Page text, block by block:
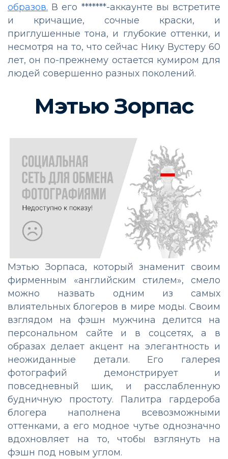
образов. В его *******-аккаунте вы встретите
и кричащие, сочные краски, и
приглушенные тона, и глубокие оттенки, и
несмотря на то, что сейчас Нику Вустеру 60
лет, он по-прежнему остается кумиром для
людей совершенно разных поколений.
Мэтью Зорпас
Мэтью Зорпаса, который знаменит своим
фирменным «английским стилем», смело
можно назвать одним из самых
влиятельных блогеров в мире моды. Своим
взглядом на фэшн мужчина делится на
персональном сайте и в соцсетях, а в
образах делает акцент на элегантность и
неожиданные детали. Его галерея
фотографий демонстрирует и
повседневный шик, и расслабленную
будничную простоту. Палитра гардероба
блогера наполнена всевозможными
оттенками, а его модное чутье однозначно
вдохновляет на то, чтобы взглянуть на
фэшн под новым углом.